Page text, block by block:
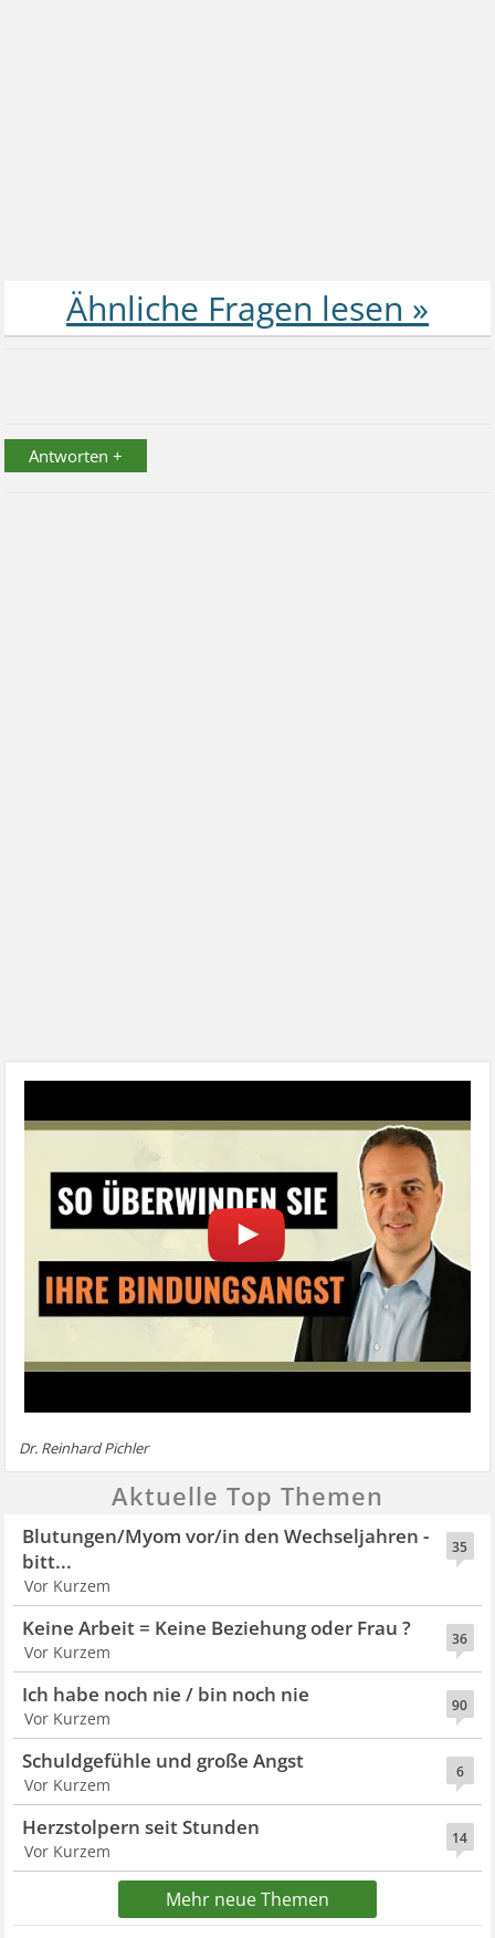
Antworten +
Dr. Reinhard Pichler
Aktuelle Top Themen
35
Blutungen/Myom vor/in den Wechseljahren -
bitt...
Vor Kurzem
36
Keine Arbeit = Keine Beziehung oder Frau ?
Vor Kurzem
90
Ich habe noch nie / bin noch nie
Vor Kurzem
6
Schuldgefühle und große Angst
Vor Kurzem
14
Herzstolpern seit Stunden
Vor Kurzem
Mehr neue Themen